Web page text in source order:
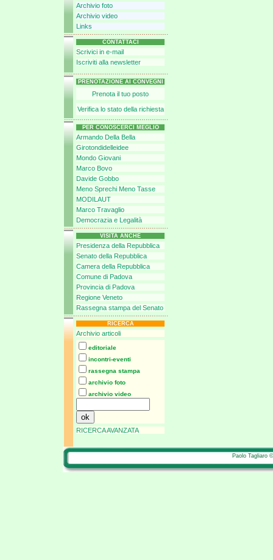
Archivio foto
Archivio video
Links
CONTATTACI
Scrivici in e-mail
Iscriviti alla newsletter
PRENOTAZIONE AI CONVEGNI
Prenota il tuo posto
Verifica lo stato della richiesta
PER CONOSCERCI MEGLIO
Armando Della Bella
Girotondidelleidee
Mondo Giovani
Marco Bovo
Davide Gobbo
Meno Sprechi Meno Tasse
MODILAUT
Marco Travaglio
Democrazia e Legalità
VISITA ANCHE
Presidenza della Repubblica
Senato della Repubblica
Camera della Repubblica
Comune di Padova
Provincia di Padova
Regione Veneto
Rassegna stampa del Senato
RICERCA
Archivio articoli
editoriale
incontri-eventi
rassegna stampa
archivio foto
archivio video
RICERCA AVANZATA
Paolo Tagliaro ©